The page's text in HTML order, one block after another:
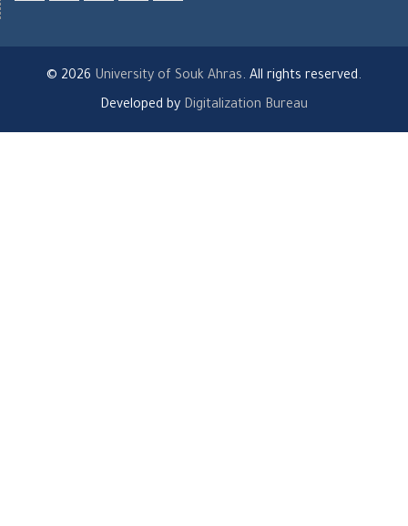
© 2026 University of Souk Ahras. All rights reserved.
Developed by Digitalization Bureau